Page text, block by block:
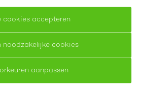
cookies accepteren
noodzakelijke cookies
aanpassen